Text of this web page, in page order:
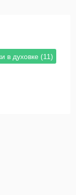
в духовке (11)